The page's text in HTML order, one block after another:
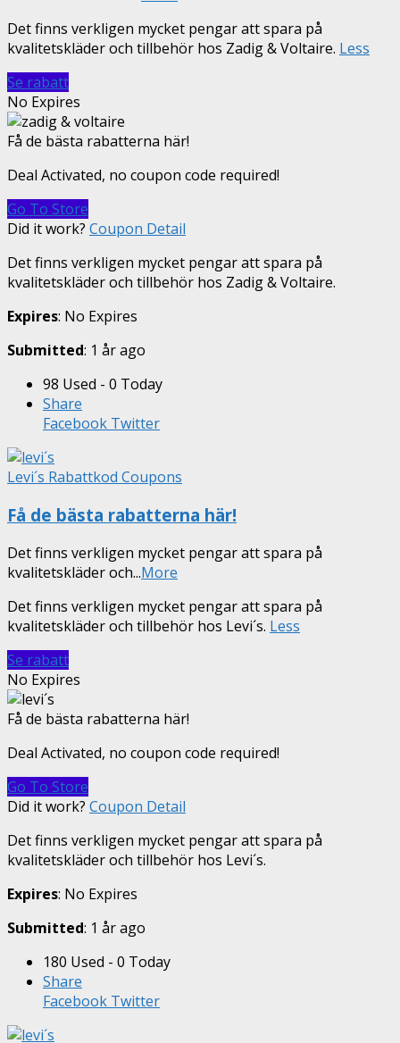
Det finns verkligen mycket pengar att spara på
kvalitetskläder och tillbehör hos Zadig & Voltaire. Less
Se rabatt
No Expires
Få de bästa rabatterna här!
Deal Activated, no coupon code required!
Go To Store
Did it work? Coupon Detail
Det finns verkligen mycket pengar att spara på
kvalitetskläder och tillbehör hos Zadig & Voltaire.
Expires: No Expires
Submitted: 1 år ago
98 Used - 0 Today
Share
Facebook Twitter
Levi´s Rabattkod Coupons
Få de bästa rabatterna här!
Det finns verkligen mycket pengar att spara på
kvalitetskläder och...More
Det finns verkligen mycket pengar att spara på
kvalitetskläder och tillbehör hos Levi´s. Less
Se rabatt
No Expires
Få de bästa rabatterna här!
Deal Activated, no coupon code required!
Go To Store
Did it work? Coupon Detail
Det finns verkligen mycket pengar att spara på
kvalitetskläder och tillbehör hos Levi´s.
Expires: No Expires
Submitted: 1 år ago
180 Used - 0 Today
Share
Facebook Twitter